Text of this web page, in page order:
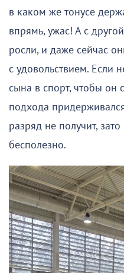
в каком же тонусе
впрямь, ужас! А с
росли, и даже сейчас
с удовольствием. Если
сына в спорт, чтобы он
подхода
разряд не получит,
бесполезно.